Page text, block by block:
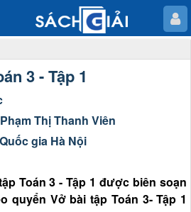
3 - Tập 1
Thị Thanh Viên
gia Hà Nội
Toán 3 - Tập 1 được biên soạn
quyển Vở bài tập Toán 3- Tập 1